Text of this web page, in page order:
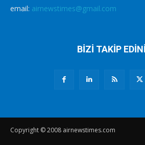
email: airnewstimes@gmail.com
BİZİ TAKİP
Copyright © 2008 airnewstimes.com